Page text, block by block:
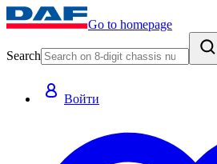
Go to homepage
Search
Войти